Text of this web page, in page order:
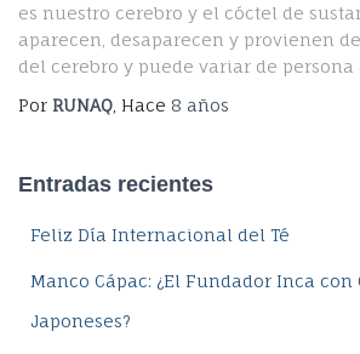
es nuestro cerebro y el cóctel de
aparecen, desaparecen y provienen
del cerebro y puede variar de persona
Por RUNAQ , Hace 8 años
Entradas recientes
Feliz Día Internacional del Té
Manco Cápac: ¿El Fundador Inca con
Japoneses?